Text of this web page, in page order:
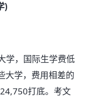
)
学，国际生学费低
大学，费用相差的
打底。考文